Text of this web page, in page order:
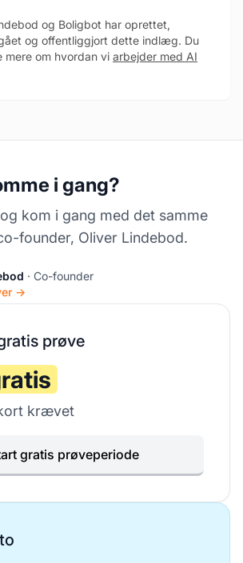
og Boligbot har oprettet,
og offentliggjort dette indlæg. Du
mere om hvordan vi arbejder med AI
i gang?
kom i gang med det samme
founder, Oliver Lindebod.
· Co-founder
→
prøve
krævet
gratis prøveperiode